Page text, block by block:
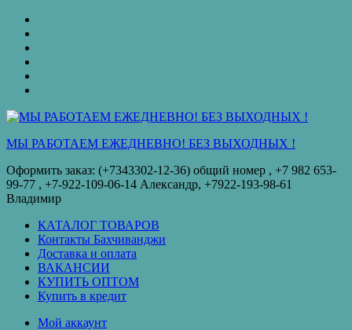
кредит
МЫ РАБОТАЕМ ЕЖЕДНЕВНО! БЕЗ ВЫХОДНЫХ !
Оформить заказ: (+7343302-12-36) общий номер , ‪+7 982 653-
99-77‬ , +7-922-109-06-14 Александр, +7922-193-98-61
Владимир
КАТАЛОГ ТОВАРОВ
Контакты Бахчиванджи
Доставка и оплата
ВАКАНСИИ
КУПИТЬ ОПТОМ
Купить в кредит
Мой аккаунт